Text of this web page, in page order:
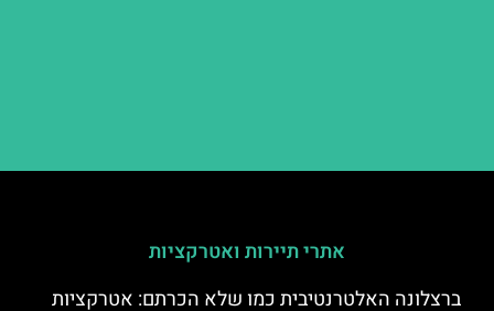
אתרי תיירות ואטרקציות
ברצלונה האלטרנטיבית כמו שלא הכרתם: אטרקציות